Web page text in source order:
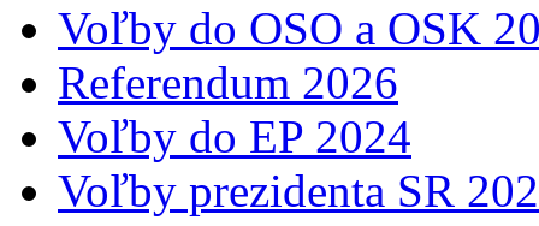
Voľby do OSO a OSK
Referendum 2026
Voľby do EP 2024
Voľby prezidenta SR